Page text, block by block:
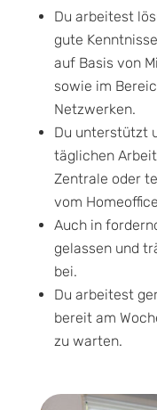
Du arbeitest
gute
auf Basis von
sowie im
Netzwerken.
Du unterstützt
täglichen
Zentrale oder
vom
Auch in
gelassen und
bei.
Du arbeitest
bereit am
zu warten.